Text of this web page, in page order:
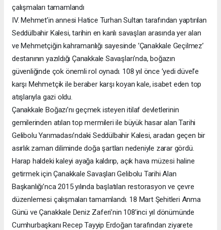
çalışmaları tamamlandı
IV. Mehmet’in annesi Hatice Turhan Sultan tarafından yaptırılan
Seddülbahir Kalesi, tarihin en kanlı savaşları arasında yer alan
ve Mehmetçiğin kahramanlığı sayesinde ’Çanakkale Geçilmez’
destanının yazıldığı Çanakkale Savaşları’nda, boğazın
güvenliğinde çok önemli rol oynadı. 108 yıl önce ’yedi düvel’e
karşı Mehmetçik ile beraber karşı koyan kale, isabet eden top
atışlarıyla gazi oldu.
Çanakkale Boğazı’nı geçmek isteyen itilaf devletlerinin
gemilerinden atılan top mermileri ile büyük hasar alan Tarihi
Gelibolu Yarımadası’ndaki Seddülbahir Kalesi, aradan geçen bir
asırlık zaman diliminde doğa şartları nedeniyle zarar gördü.
Harap haldeki kaleyi ayağa kaldırıp, açık hava müzesi haline
getirmek için Çanakkale Savaşları Gelibolu Tarihi Alan
Başkanlığı’nca 2015 yılında başlatılan restorasyon ve çevre
düzenlemesi çalışmaları tamamlandı. 18 Mart Şehitleri Anma
Günü ve Çanakkale Deniz Zaferi’nin 108’inci yıl dönümünde
Cumhurbaşkanı Recep Tayyip Erdoğan tarafından ziyarete